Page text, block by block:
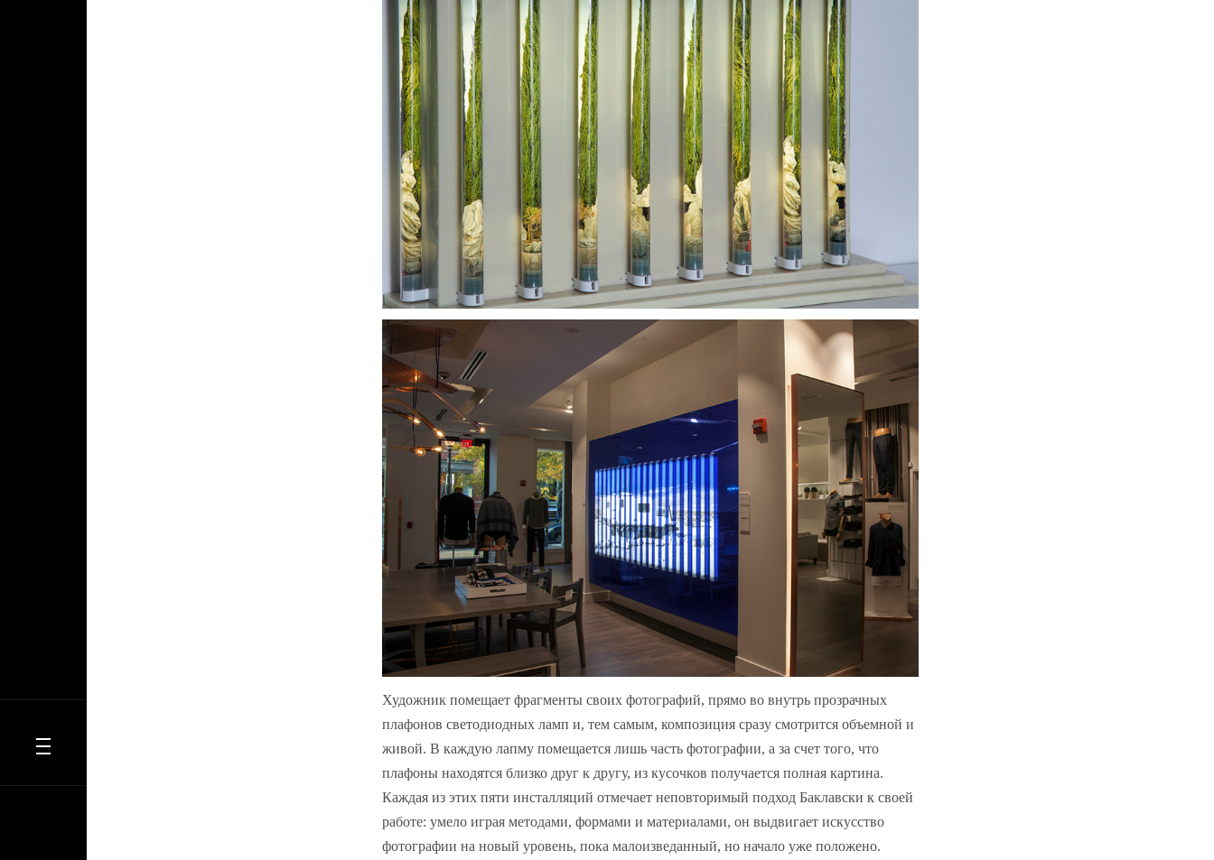
Художник помещает фрагменты своих фотографий, прямо во внутрь прозрачных
плафонов светодиодных ламп и, тем самым, композиция сразу смотрится объемной и
живой. В каждую лапму помещается лишь часть фотографии, а за счет того, что
плафоны находятся близко друг к другу, из кусочков получается полная картина.
Каждая из этих пяти инсталляций отмечает неповторимый подход Баклавски к своей
работе: умело играя методами, формами и материалами, он выдвигает искусство
фотографии на новый уровень, пока малоизведанный, но начало уже положено.